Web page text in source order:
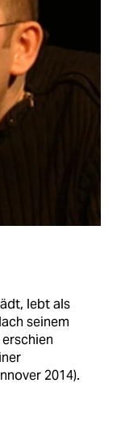
lebt als
seinem
2014).